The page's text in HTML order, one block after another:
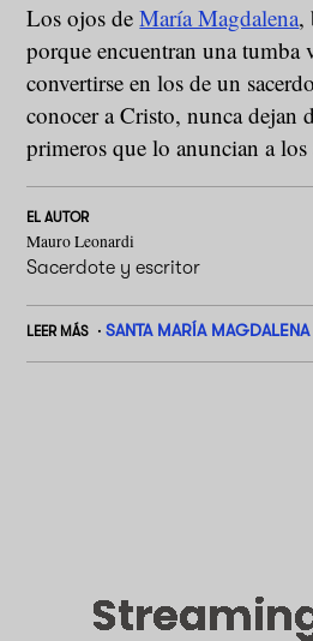
Los ojos deMaría Magdalena,
porque encuentran una tumba
convertirse en los de un
conocer a Cristo, nunca dejan
primeros que lo anuncian a
EL AUTOR
Mauro Leonardi
Sacerdote y escritor
LEER MÁS SANTA MARÍA MAGDALENA